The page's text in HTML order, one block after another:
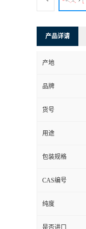
产品详请
产地
品牌
货号
用途
包装规格
CAS编号
纯度
是否进口